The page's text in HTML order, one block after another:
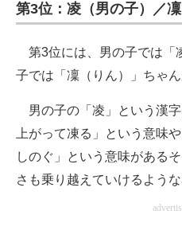
第3位：凌（男の子）／凜
第3位には、男の子では「
子では「凜（りん）」ちゃん
男の子の「凌」という漢
上がって凍る」という意味
しのぐ」という意味がある
さも乗り越えていけるような